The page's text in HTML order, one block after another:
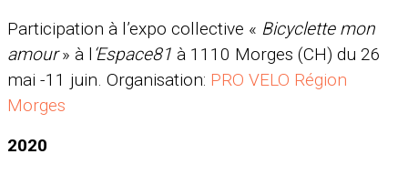
Participation à l’expo collective « Bicyclette mon
amour» à l Espace81 à 1110 Morges (CH) du 26
mai -11 juin. Organisation: PRO VELO Région
Morges
2020